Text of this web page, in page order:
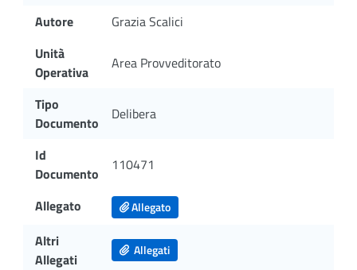
Autore
Grazia Scalici
Unità
Operativa
Area Provveditorato
Tipo
Documento
Delibera
Id
Documento
110471
Allegato Allegato
Altri
Allegati
Allegati